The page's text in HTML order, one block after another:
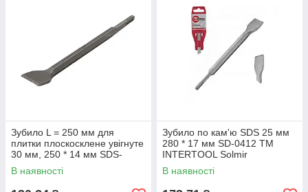
Зубило L = 250 мм для
плитки плоскосклене увігнуте
30 мм, 250 * 14 мм SDS-
PLUS SDS-Plus ТМ Kubis
В наявності
Зубило по кам'ю SDS 25 мм
280 * 17 мм SD-0412 ТМ
INTERTOOL Solmir
В наявності